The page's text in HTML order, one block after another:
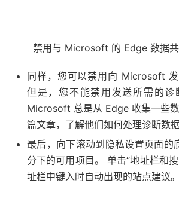
禁用与 Microsoft 的 Edge 数据
同样，您可以禁用向 Microsoft 发
但是，您不能禁用发送所需的诊
Microsoft 总是从 Edge 收集一些
篇文章，了解他们如何处理诊断数据
最后，向下滚动到隐私设置页面的
分下的可用项目。 单击“地址栏和
址栏中键入时自动出现的站点建议。